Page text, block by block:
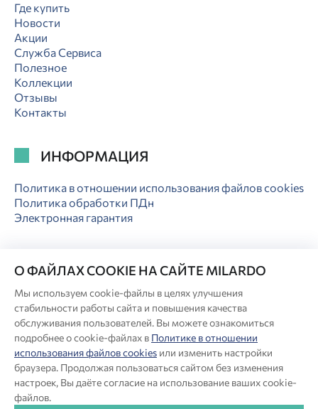
Где купить
Новости
Акции
Служба Сервиса
Полезное
Коллекции
Отзывы
Контакты
ИНФОРМАЦИЯ
Политика в отношении использования файлов cookies
Политика обработки ПДн
Электронная гарантия
© Milardo
Разработка сайта:
Производитель оставляет за собой право в любой момент
вносить изменения в комплектацию, дизайн и характеристики
товара, не ухудшающие его качество.
Актуальная информация о продукции Milardo — на сайте
О ФАЙЛАХ COOKIE НА САЙТЕ MILARDO
Мы используем cookie-файлы в целях улучшения
стабильности работы сайта и повышения качества
обслуживания пользователей. Вы можете ознакомиться
подробнее о cookie-файлах в Политике в отношении
использования файлов cookies или изменить настройки
браузера. Продолжая пользоваться сайтом без изменения
настроек, Вы даёте согласие на использование ваших cookie-
файлов.